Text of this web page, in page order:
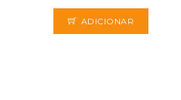
ADICIONAR